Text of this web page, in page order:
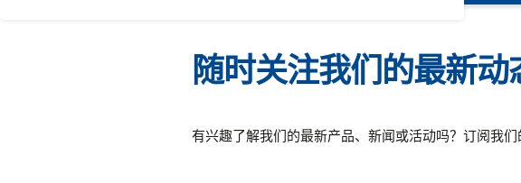
随时关注我们的最新动
有兴趣了解我们的最新产品、新闻或活动吗？订阅我们